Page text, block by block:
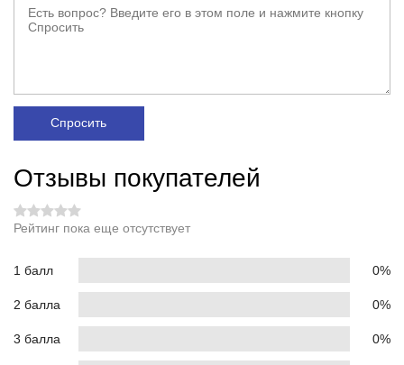
Спросить
Отзывы покупателей
Рейтинг пока еще отсутствует
1 балл 0%
2 балла 0%
3 балла 0%